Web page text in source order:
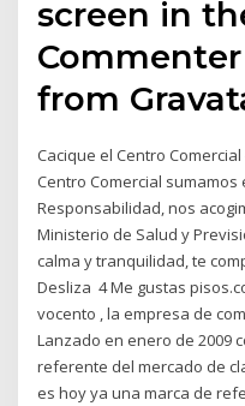
screen in
from
Cacique el Centro
Centro Comercial
Responsabilidad, nos
Ministerio de Salud y
calma y tranquilidad, te
Desliza ️ 4 Me gustas
vocento , la empresa de
Lanzado en enero de 2009
referente del mercado de
es hoy ya una marca de